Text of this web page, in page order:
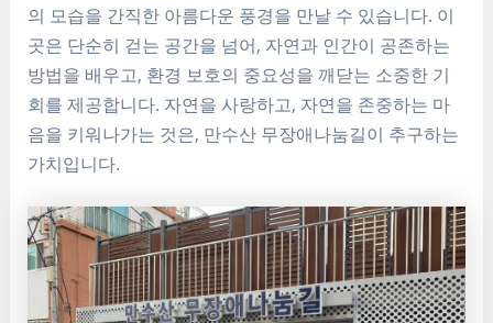
의 모습을 간직한 아름다운 풍경을 만날 수 있습니다. 이
곳은 단순히 걷는 공간을 넘어, 자연과 인간이 공존하는
방법을 배우고, 환경 보호의 중요성을 깨닫는 소중한 기
회를 제공합니다. 자연을 사랑하고, 자연을 존중하는 마
음을 키워나가는 것은, 만수산 무장애나눔길이 추구하는
가치입니다.